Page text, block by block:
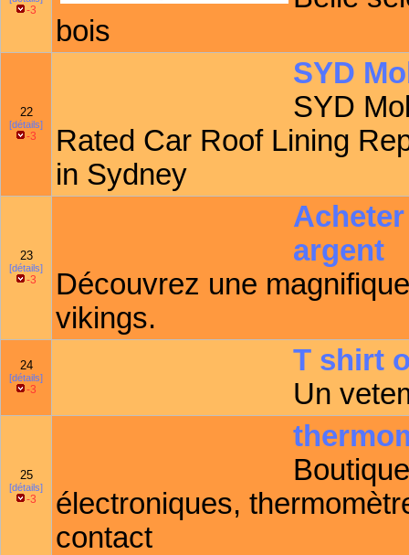
-3
bois
22
[détails]
-3
SYD
SYD
Rated Car Roof Lining
in Sydney
23
[détails]
-3
argent
Découvrez une
vikings.
24
[détails]
-3
T shirt
Un
25
[détails]
-3
électroniques,
contact